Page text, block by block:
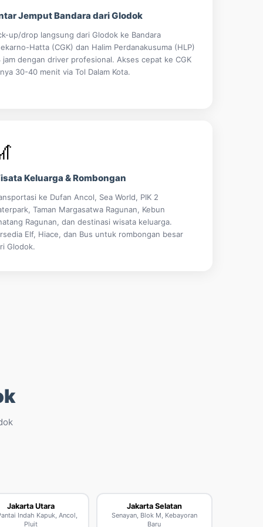
Jemput Bandara dari Glodok
up/drop langsung dari Glodok ke Bandara
Hatta (CGK) dan Halim Perdanakusuma (HLP)
jam dengan driver profesional. Akses cepat ke CGK
30-40 menit via Tol Dalam Kota.
Keluarga & Rombongan
ke Dufan Ancol, Sea World, PIK 2
Taman Margasatwa Ragunan, Kebun
Ragunan, dan destinasi wisata keluarga.
Elf, Hiace, dan Bus untuk rombongan besar
Glodok.
Jakarta Utara
Indah Kapuk, Ancol,
Pluit
Jakarta Selatan
Senayan, Blok M, Kebayoran
Baru